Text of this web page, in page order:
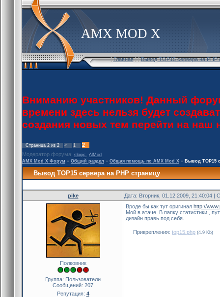
AMX MOD X
[Главная] [Вывод TOP15 сервера на PHP
Вниманию участников! Данный
времени здесь нельзя будет
создания новых тем перейти на
Страница 2 из 2 « 1
2
Модератор форума: slogic
AlMod
AMX Mod X Форум » Общий раздел » Общая помощь по AMX Mod X » Вывод TOP15
Вывод TOP15 сервера на PHP страницу
pike Дата: Вторник, 01.12.2009, 21:40:04 |
Полковник
Группа: Пользователи
Сообщений: 207
Репутация: 4
Вроде бы как тут оригинал http://
Мой в атаче. В папку статистики ,
дизайн правь под себя.
Прикрепления: top15.php (4.9 Kb)